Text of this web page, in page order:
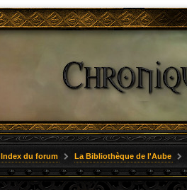
Index du forum La Bibliothèque de l'Aube